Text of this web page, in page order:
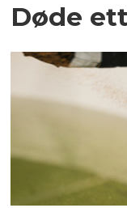
Døde